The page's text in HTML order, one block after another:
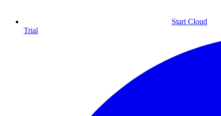
Start Cloud
Trial